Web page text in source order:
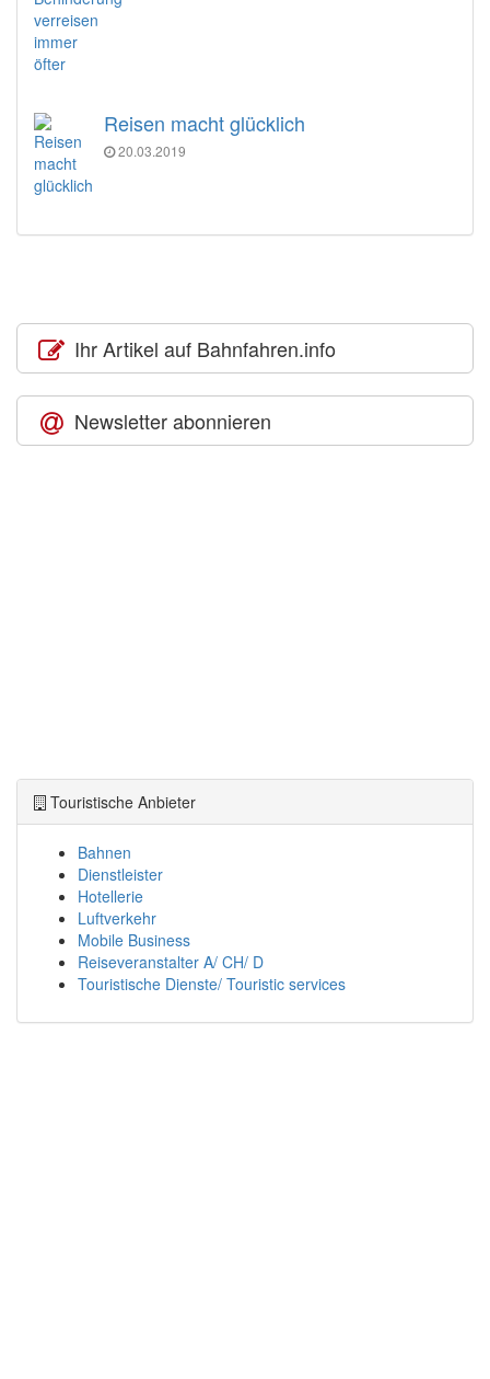
Reisen macht glücklich
20.03.2019
Ihr Artikel auf Bahnfahren.info
Newsletter abonnieren
Touristische Anbieter
Bahnen
Dienstleister
Hotellerie
Luftverkehr
Mobile Business
Reiseveranstalter A/ CH/ D
Touristische Dienste/ Touristic services